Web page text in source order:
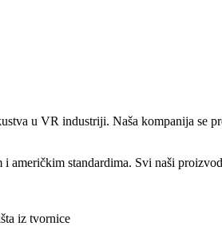
u VR industriji. Naša kompanija se
standardima. Svi naši